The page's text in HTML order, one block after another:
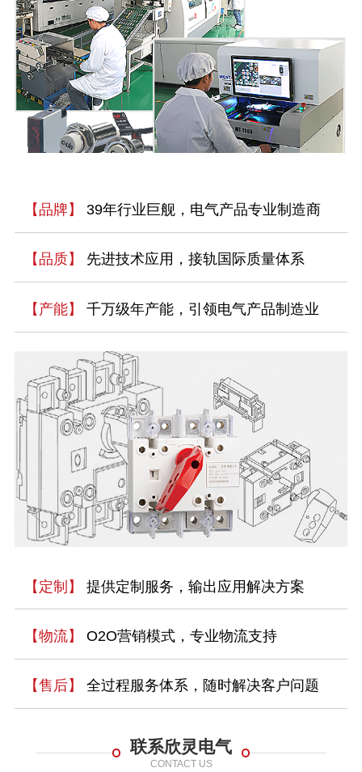
【品牌】 39年行业巨舰，电气产品专业制造商
【品质】 先进技术应用，接轨国际质量体系
【产能】 千万级年产能，引领电气产品制造业
【定制】 提供定制服务，输出应用解决方案
【物流】 O2O营销模式，专业物流支持
【售后】 全过程服务体系，随时解决客户问题
联系欣灵电气
CONTACT US